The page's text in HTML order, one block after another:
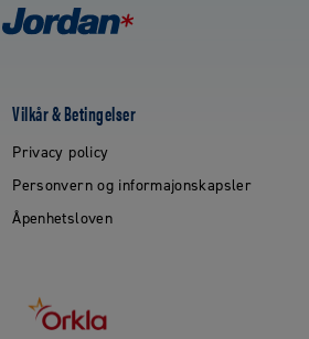
Vilkår & Betingelser
Privacy policy
Personvern og informajonskapsler
Åpenhetsloven